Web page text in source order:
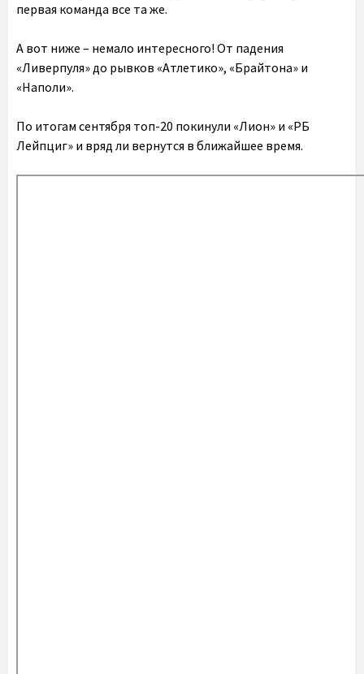
первая команда все та же.
А вот ниже – немало интересного! От падения
«Ливерпуля» до рывков «Атлетико», «Брайтона» и
«Наполи».
По итогам сентября топ-20 покинули «Лион» и «РБ
Лейпциг» и вряд ли вернутся в ближайшее время.